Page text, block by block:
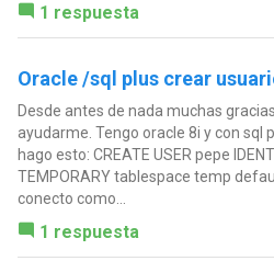
1 respuesta
Oracle /sql plus crear
Desde antes de nada muchas
ayudarme. Tengo oracle 8i y con sql
hago esto: CREATE USER pepe
TEMPORARY tablespace temp
conecto como...
1 respuesta